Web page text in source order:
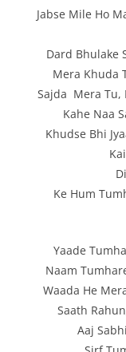
Jabse Mile Ho
Dard Bhulake
Mera Khuda
Sajda Mera Tu,
Kahe Naa
Khudse Bhi
Ke Hum
Yaade
Naam
Waada He
Saath
Aaj